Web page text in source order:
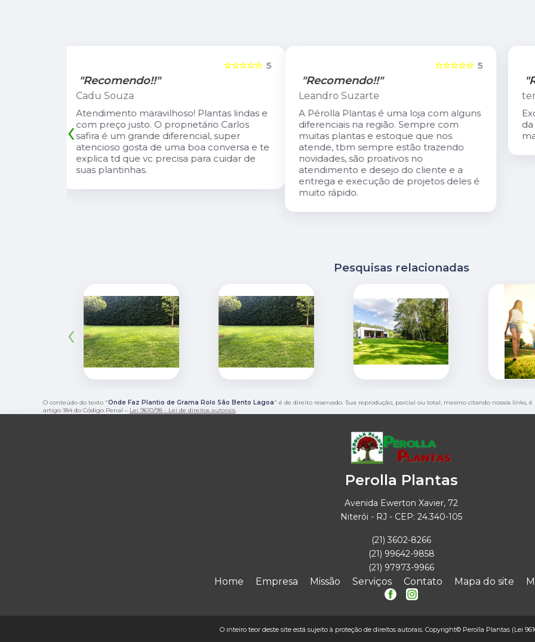
5
☆☆☆☆☆
"Recomendo!!"
Leandro Suzarte
A Pérolla Plantas é uma loja com alguns
diferenciais na região. Sempre com
muitas plantas e estoque que nos
atende, tbm sempre estão trazendo
novidades, são proativos no
atendimento e desejo do cliente e a
muito rápido.
☆☆☆☆☆
"Recomendo!!"
tereza coutinho
Excelente atendimento. O Carlis,dono
da loja é especialmente gentil. A loja é
maravilhosa!
‹
Pesquisas relacionadas
‹
O conteúdo do texto "Onde Faz Plantio de Grama Rolo São Bento Lagoa" é de direito reservado. Sua reprodução, parcial ou total, mesmo citando nossos
artigo 184 do Código Penal – Lei 9610/98 - Lei de direitos autorais.
Perolla Plantas
Avenida Ewerton Xavier, 72
Niterói - RJ - CEP: 24.340-105
(21) 3602-8266
(21) 99642-9858
(21) 97973-9966
Home Empresa Missão Serviços Contato Mapa do site
O inteiro teor deste site está sujeito à proteção de direitos autorais. Copyright© Perolla Plantas (Lei